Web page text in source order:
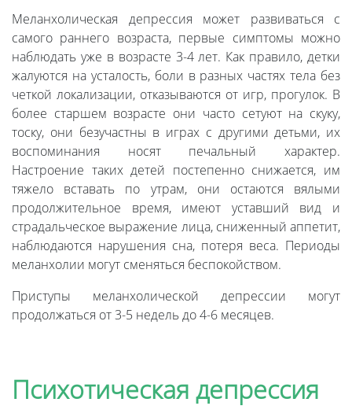
Меланхолическая депрессия может развиваться с
самого раннего возраста, первые симптомы можно
наблюдать уже в возрасте 3-4 лет. Как правило, детки
жалуются на усталость, боли в разных частях тела без
четкой локализации, отказываются от игр, прогулок. В
более старшем возрасте они часто сетуют на скуку,
тоску, они безучастны в играх с другими детьми, их
воспоминания носят печальный характер.
Настроение таких детей постепенно снижается, им
тяжело вставать по утрам, они остаются вялыми
продолжительное время, имеют уставший вид и
страдальческое выражение лица, сниженный аппетит,
наблюдаются нарушения сна, потеря веса. Периоды
меланхолии могут сменяться беспокойством.
Приступы меланхолической депрессии могут
продолжаться от 3-5 недель до 4-6 месяцев.
Психотическая депрессия